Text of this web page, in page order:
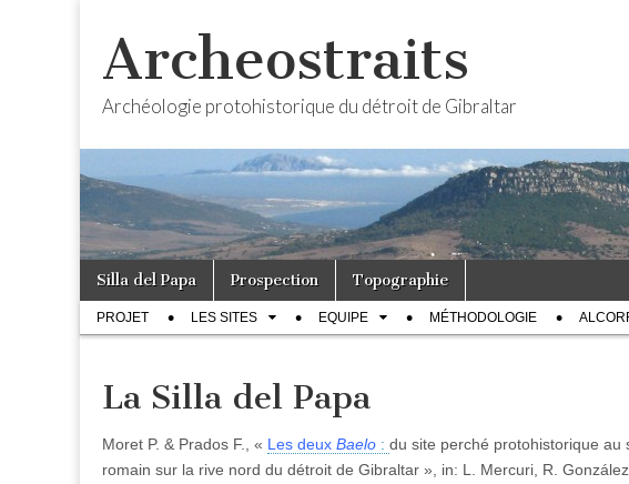
Archeostraits
Archéologie protohistorique du détroit de Gibraltar
Main
menu
Skip
content
Silla del Papa Prospection Topographie
Sub
menu
PROJET LES SITES EQUIPE MÉTHODOLOGIE
La Silla del Papa
Moret P. & Prados F., « Les deux Baelo : du site perché protohistorique au
romain sur la rive nord du détroit de Gibraltar », in: L. Mercuri, R.